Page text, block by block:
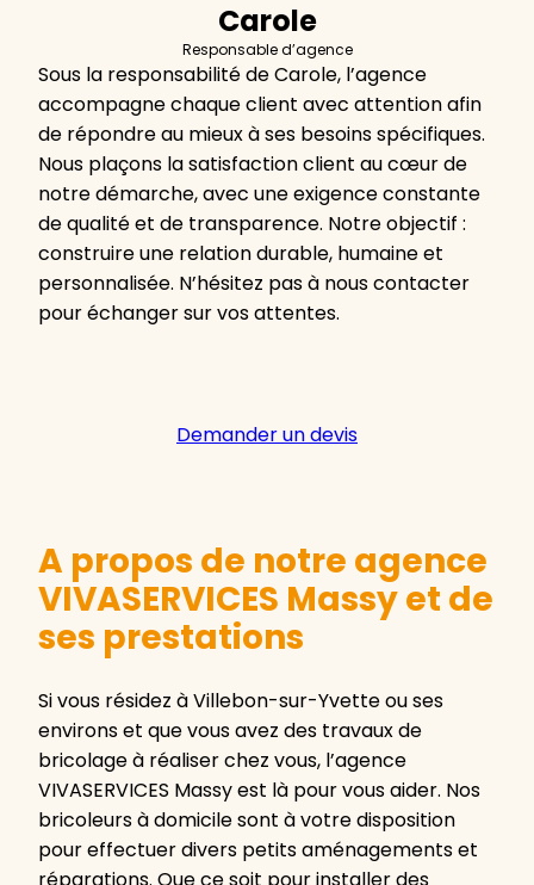
Carole
Responsable d’agence
Sous la responsabilité de Carole, l’agence
accompagne chaque client avec attention afin
de répondre au mieux à ses besoins spécifiques.
Nous plaçons la satisfaction client au cœur de
notre démarche, avec une exigence constante
de qualité et de transparence. Notre objectif :
construire une relation durable, humaine et
personnalisée. N’hésitez pas à nous contacter
pour échanger sur vos attentes.
Demander un devis
A propos de notre agence
VIVASERVICES Massy et de
ses prestations
Si vous résidez à Villebon-sur-Yvette ou ses
environs et que vous avez des travaux de
bricolage à réaliser chez vous, l’agence
VIVASERVICES Massy est là pour vous aider. Nos
bricoleurs à domicile sont à votre disposition
pour effectuer divers petits aménagements et